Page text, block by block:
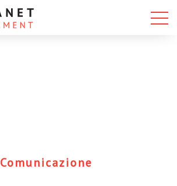
Comunicazione